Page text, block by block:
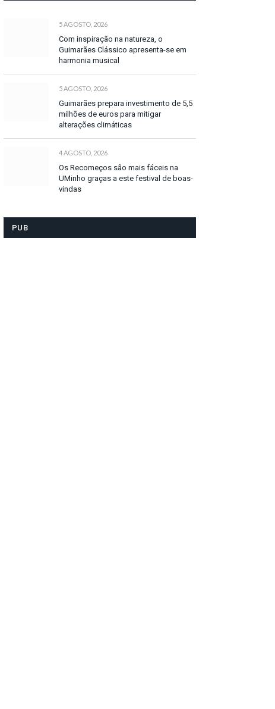
5 AGOSTO, 2026
Com inspiração na natureza, o
Guimarães Clássico apresenta-se em
harmonia musical
5 AGOSTO, 2026
Guimarães prepara investimento de 5,5
milhões de euros para mitigar
alterações climáticas
4 AGOSTO, 2026
Os Recomeços são mais fáceis na
UMinho graças a este festival de boas-
vindas
PUB